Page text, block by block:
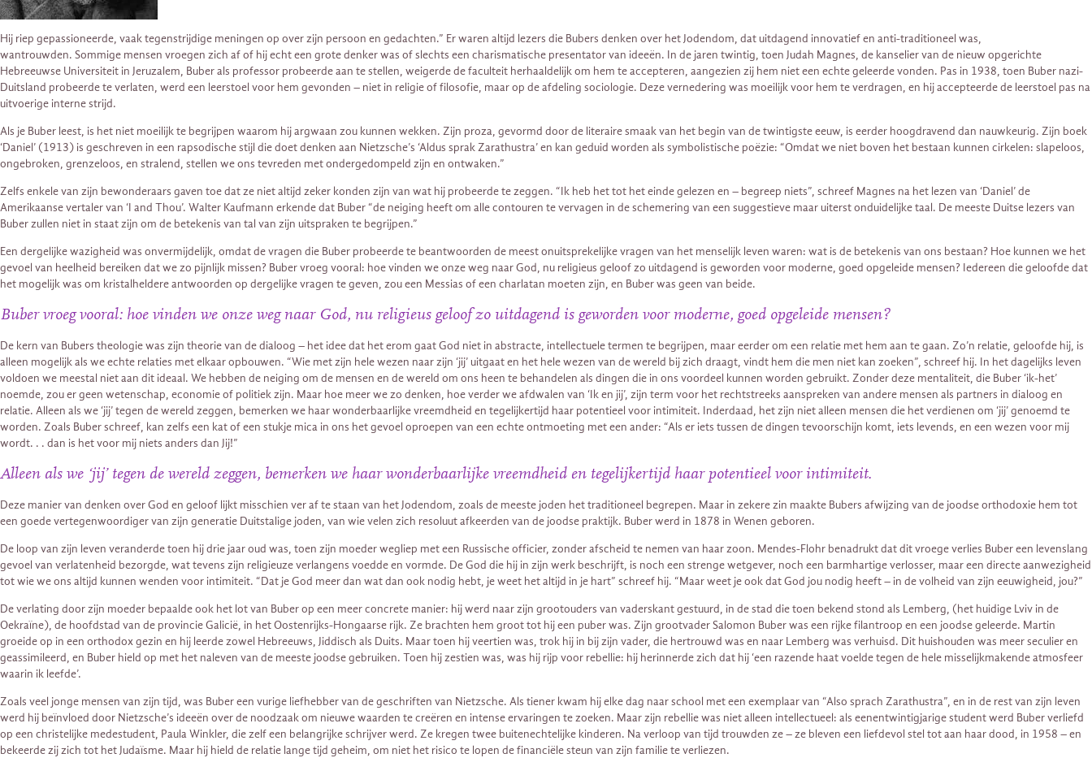
Hij riep gepassioneerde, vaak tegenstrijdige meningen op over zijn persoon en gedachten.” Er waren altijd lezers die Bubers denken over het Jodendom, dat uitdagend innovatief en anti-traditioneel was,
wantrouwden. Sommige mensen vroegen zich af of hij echt een grote denker was of slechts een charismatische presentator van ideeën. In de jaren twintig, toen Judah Magnes, de kanselier van de nieuw opgerichte
Hebreeuwse Universiteit in Jeruzalem, Buber als professor probeerde aan te stellen, weigerde de faculteit herhaaldelijk om hem te accepteren, aangezien zij hem niet een echte geleerde vonden. Pas in 1938, toen Buber nazi-
Duitsland probeerde te verlaten, werd een leerstoel voor hem gevonden – niet in religie of filosofie, maar op de afdeling sociologie. Deze vernedering was moeilijk voor hem te verdragen, en hij accepteerde de leerstoel pas na
uitvoerige interne strijd.
Als je Buber leest, is het niet moeilijk te begrijpen waarom hij argwaan zou kunnen wekken. Zijn proza, gevormd door de literaire smaak van het begin van de twintigste eeuw, is eerder hoogdravend dan nauwkeurig. Zijn boek
‘Daniel’ (1913) is geschreven in een rapsodische stijl die doet denken aan Nietzsche’s ‘Aldus sprak Zarathustra’ en kan geduid worden als symbolistische poëzie: “Omdat we niet boven het bestaan ​​kunnen cirkelen: slapeloos,
ongebroken, grenzeloos, en stralend, stellen we ons tevreden met ondergedompeld zijn en ontwaken.”
Zelfs enkele van zijn bewonderaars gaven toe dat ze niet altijd zeker konden zijn van wat hij probeerde te zeggen. “Ik heb het tot het einde gelezen en – begreep niets”, schreef Magnes na het lezen van ‘Daniel’ de
Amerikaanse vertaler van ‘I and Thou’. Walter Kaufmann erkende dat Buber “de neiging heeft om alle contouren te vervagen in de schemering van een suggestieve maar uiterst onduidelijke taal. De meeste Duitse lezers van
Buber zullen niet in staat zijn om de betekenis van tal van zijn uitspraken te begrijpen.”
Een dergelijke wazigheid was onvermijdelijk, omdat de vragen die Buber probeerde te beantwoorden de meest onuitsprekelijke vragen van het menselijk leven waren: wat is de betekenis van ons bestaan? Hoe kunnen we het
gevoel van heelheid bereiken dat we zo pijnlijk missen? Buber vroeg vooral: hoe vinden we onze weg naar God, nu religieus geloof zo uitdagend is geworden voor moderne, goed opgeleide mensen? Iedereen die geloofde dat
het mogelijk was om kristalheldere antwoorden op dergelijke vragen te geven, zou een Messias of een charlatan moeten zijn, en Buber was geen van beide.
Buber vroeg vooral: hoe vinden we onze weg naar God, nu religieus geloof zo uitdagend is geworden voor moderne, goed opgeleide mensen?
De kern van Bubers theologie was zijn theorie van de dialoog – het idee dat het erom gaat God niet in abstracte, intellectuele termen te begrijpen, maar eerder om een relatie met hem aan te gaan. Zo’n relatie, geloofde hij, is
alleen mogelijk als we echte relaties met elkaar opbouwen. “Wie met zijn hele wezen naar zijn ‘jij’ uitgaat en het hele wezen van de wereld bij zich draagt, vindt hem die men niet kan zoeken”, schreef hij. In het dagelijks leven
voldoen we meestal niet aan dit ideaal. We hebben de neiging om de mensen en de wereld om ons heen te behandelen als dingen die in ons voordeel kunnen worden gebruikt. Zonder deze mentaliteit, die Buber ‘ik-het’
noemde, zou er geen wetenschap, economie of politiek zijn. Maar hoe meer we zo denken, hoe verder we afdwalen van ‘Ik en jij’, zijn term voor het rechtstreeks aanspreken van andere mensen als partners in dialoog en
relatie. Alleen als we ‘jij’ tegen de wereld zeggen, bemerken we haar wonderbaarlijke vreemdheid en tegelijkertijd haar potentieel voor intimiteit. Inderdaad, het zijn niet alleen mensen die het verdienen om ‘jij’ genoemd te
worden. Zoals Buber schreef, kan zelfs een kat of een stukje mica in ons het gevoel oproepen van een echte ontmoeting met een ander: “Als er iets tussen de dingen tevoorschijn komt, iets levends, en een wezen voor mij
wordt. . . dan is het voor mij niets anders dan Jij!”
Alleen als we ‘jij’ tegen de wereld zeggen, bemerken we haar wonderbaarlijke vreemdheid en tegelijkertijd haar potentieel voor intimiteit.
Deze manier van denken over God en geloof lijkt misschien ver af te staan ​​van het Jodendom, zoals de meeste joden het traditioneel begrepen. Maar in zekere zin maakte Bubers afwijzing van de joodse orthodoxie hem tot
een goede vertegenwoordiger van zijn generatie Duitstalige joden, van wie velen zich resoluut afkeerden van de joodse praktijk. Buber werd in 1878 in Wenen geboren.
De loop van zijn leven veranderde toen hij drie jaar oud was, toen zijn moeder wegliep met een Russische officier, zonder afscheid te nemen van haar zoon. Mendes-Flohr benadrukt dat dit vroege verlies Buber een levenslang
gevoel van verlatenheid bezorgde, wat tevens zijn religieuze verlangens voedde en vormde. De God die hij in zijn werk beschrijft, is noch een strenge wetgever, noch een barmhartige verlosser, maar een directe aanwezigheid
tot wie we ons altijd kunnen wenden voor intimiteit. “Dat je God meer dan wat dan ook nodig hebt, je weet het altijd in je hart” schreef hij. “Maar weet je ook dat God jou nodig heeft – in de volheid van zijn eeuwigheid, jou?”
De verlating door zijn moeder bepaalde ook het lot van Buber op een meer concrete manier: hij werd naar zijn grootouders van vaderskant gestuurd, in de stad die toen bekend stond als Lemberg, (het huidige Lviv in de
Oekraïne), de hoofdstad van de provincie Galicië, in het Oostenrijks-Hongaarse rijk. Ze brachten hem groot tot hij een puber was. Zijn grootvader Salomon Buber was een rijke filantroop en een joodse geleerde. Martin
groeide op in een orthodox gezin en hij leerde zowel Hebreeuws, Jiddisch als Duits. Maar toen hij veertien was, trok hij in bij zijn vader, die hertrouwd was en naar Lemberg was verhuisd. Dit huishouden was meer seculier en
geassimileerd, en Buber hield op met het naleven van de meeste joodse gebruiken. Toen hij zestien was, was hij rijp voor rebellie: hij herinnerde zich dat hij ‘een razende haat voelde tegen de hele misselijkmakende atmosfeer
waarin ik leefde’.
Zoals veel jonge mensen van zijn tijd, was Buber een vurige liefhebber van de geschriften van Nietzsche. Als tiener kwam hij elke dag naar school met een exemplaar van “Also sprach Zarathustra”, en in de rest van zijn leven
werd hij beïnvloed door Nietzsche’s ideeën over de noodzaak om nieuwe waarden te creëren en intense ervaringen te zoeken. Maar zijn rebellie was niet alleen intellectueel: als eenentwintigjarige student werd Buber verliefd
op een christelijke medestudent, Paula Winkler, die zelf een belangrijke schrijver werd. Ze kregen twee buitenechtelijke kinderen. Na verloop van tijd trouwden ze – ze bleven een liefdevol stel tot aan haar dood, in 1958 – en
bekeerde zij zich tot het Judaïsme. Maar hij hield de relatie lange tijd geheim, om niet het risico te lopen de financiële steun van zijn familie te verliezen.